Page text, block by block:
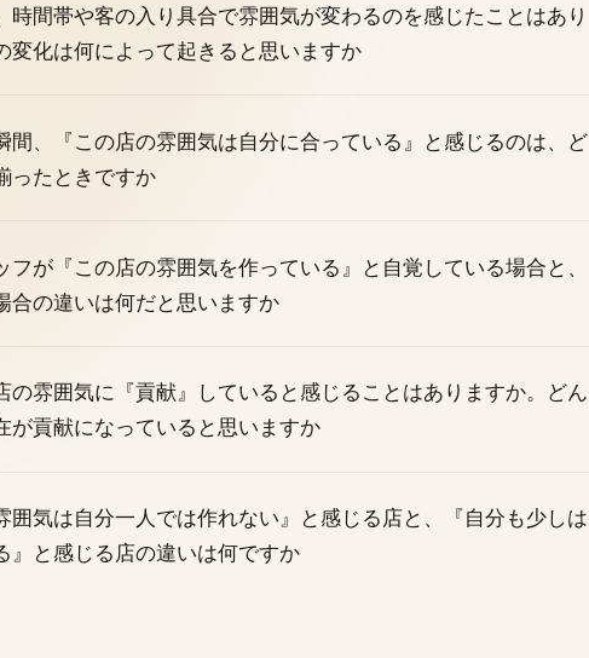
時間帯や客の入り具合で雰囲気が変わるのを感じたことはあり
変化は何によって起きると思いますか
間、『この店の雰囲気は自分に合っている』と感じるのは、ど
ったときですか
フが『この店の雰囲気を作っている』と自覚している場合と、
合の違いは何だと思いますか
の雰囲気に『貢献』していると感じることはありますか。どん
が貢献になっていると思いますか
囲気は自分一人では作れない』と感じる店と、『自分も少しは
』と感じる店の違いは何ですか